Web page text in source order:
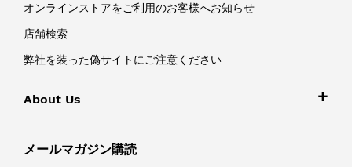
オンラインストアをご利用のお客様へお知らせ
店舗検索
弊社を装った偽サイトにご注意ください
About Us
メールマガジン購読